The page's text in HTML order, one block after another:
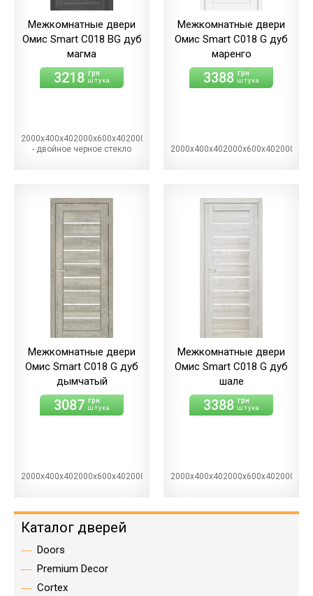
Межкомнатные двери
Омис Smart С018 BG дуб
магма
3218 грн
штука
2000х400х402000х600х402000х700х402000х800х402000х900х40BG
- двойное черное стекло
Межкомнатные двери
Омис Smart С018 G дуб
маренго
3388 грн
штука
Межкомнатные двери
Омис Smart С018 G дуб
дымчатый
3087 грн
штука
2000х400х402000х600х402000х700х402000х800х402000х900х40
Межкомнатные двери
Омис Smart С018 G дуб
шале
3388 грн
штука
Каталог дверей
Doors
Premium Decor
Cortex